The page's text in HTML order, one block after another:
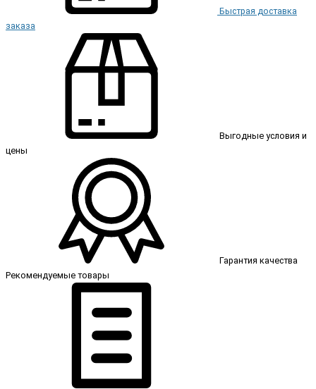
Быстрая доставка
заказа
Выгодные условия и
цены
Гарантия качества
Рекомендуемые товары